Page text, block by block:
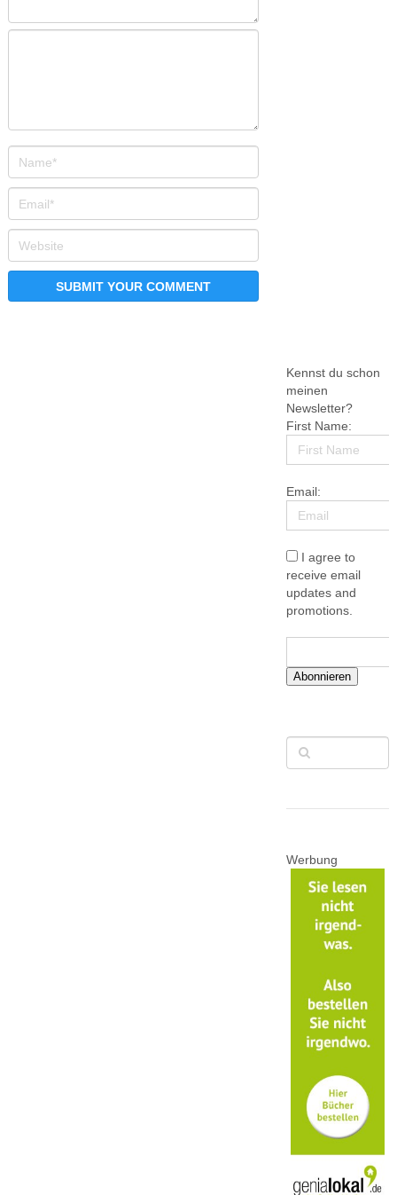
Kennst du schon
meinen
Newsletter?
First Name:
Email:
I agree to
receive email
updates and
promotions.
Abonnieren
Werbung